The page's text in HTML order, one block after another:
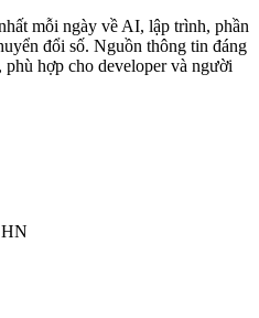
mỗi ngày về AI, lập trình, phần
đổi số. Nguồn thông tin đáng
hợp cho developer và người
HN